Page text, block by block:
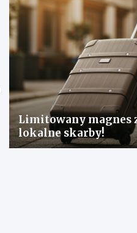
Limitowany magnes
lokalne skarby!